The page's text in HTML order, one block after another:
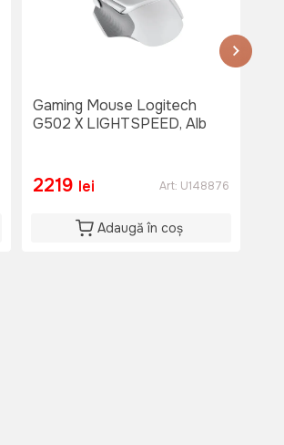
Gaming Mouse Logitech
G502 X LIGHTSPEED, Alb
2219 lei Art: U148876
Adaugă în coș